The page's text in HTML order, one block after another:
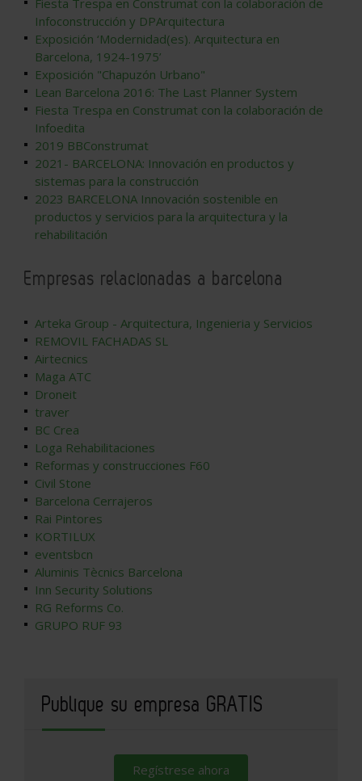
Fiesta Trespa en Construmat con la colaboración de
Infoconstrucción y DPArquitectura
Exposición ‘Modernidad(es). Arquitectura en
Barcelona, 1924-1975’
Exposición "Chapuzón Urbano"
Lean Barcelona 2016: The Last Planner System
Fiesta Trespa en Construmat con la colaboración de
Infoedita
2019 BBConstrumat
2021- BARCELONA: Innovación en productos y
sistemas para la construcción
2023 BARCELONA Innovación sostenible en
productos y servicios para la arquitectura y la
rehabilitación
Empresas relacionadas a barcelona
Arteka Group - Arquitectura, Ingenieria y Servicios
REMOVIL FACHADAS SL
Airtecnics
Maga ATC
Droneit
traver
BC Crea
Loga Rehabilitaciones
Reformas y construcciones F60
Civil Stone
Barcelona Cerrajeros
Rai Pintores
KORTILUX
eventsbcn
Aluminis Tècnics Barcelona
Inn Security Solutions
RG Reforms Co.
GRUPO RUF 93
Publique su empresa GRATIS
Regístrese ahora